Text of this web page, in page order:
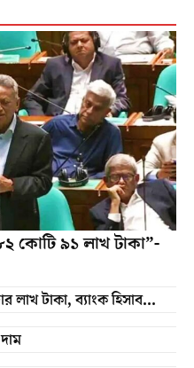
কোটি ৯১ লাখ টাকা”-
টাকা, ব্যাংক হিসাব...